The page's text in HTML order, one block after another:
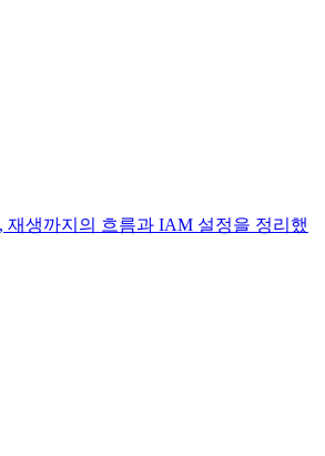
재생까지의 흐름과 IAM 설정을 정리했